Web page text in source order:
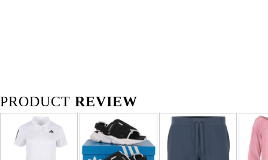
PRODUCT REVIEW